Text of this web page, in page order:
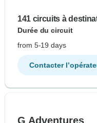
141 circuits à
Durée du circuit
from 5-19 days
Contacter
G Adventures